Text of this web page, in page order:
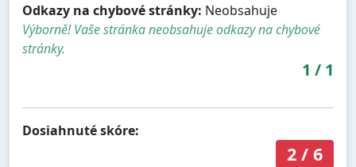
Odkazy na chybové stránky: Neobsahuje
Výborně! Vaše stránka neobsahuje odkazy na chybové
stránky.
1 / 1
Dosiahnuté skóre:
2/ 6